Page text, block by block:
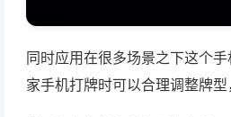
同时应用在很多场景之下这个
家手机打牌时可以合理调整牌